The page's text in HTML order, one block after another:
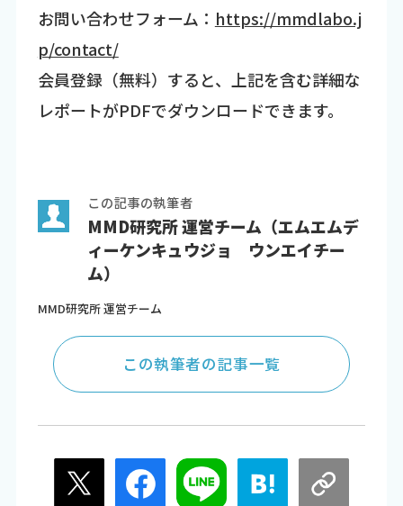
お問い合わせフォーム： https://mmdlabo.j
p/contact/
会員登録（無料）すると、上記を含む詳細な
レポートがPDFでダウンロードできます。
この記事の執筆者
MMD研究所 運営チーム（エムエムデ
ィーケンキュウジョ ウンエイチー
ム）
MMD研究所 運営チーム
この執筆者の記事一覧